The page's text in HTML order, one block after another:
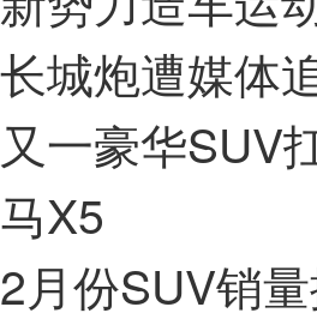
长城炮遭媒体
又一豪华SUV
马X5
2月份SUV销